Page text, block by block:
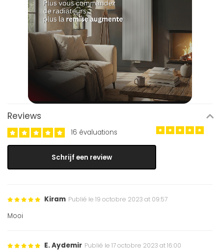
Reviews
16 évaluations
Schrijf een review
Kiram Publié le 19 octobre 2023 at 09:57
Mooi
E. Aydemir Publié le 17 octobre 2023 at 16:00